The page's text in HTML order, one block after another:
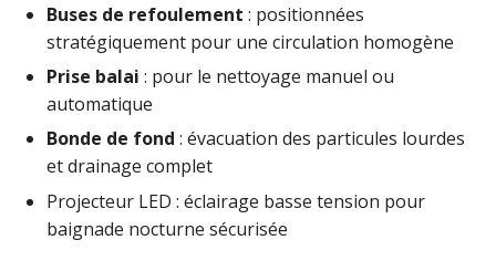
Buses de refoulement : positionnées
stratégiquement pour une circulation homogène
Prise balai : pour le nettoyage manuel ou
automatique
Bonde de fond : évacuation des particules lourdes
et drainage complet
Projecteur LED : éclairage basse tension pour
baignade nocturne sécurisée